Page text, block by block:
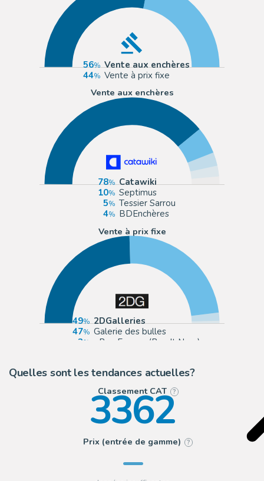
56
Vente aux enchères
44
Vente à prix fixe
Vente aux enchères
78
Catawiki
10
Septimus
5
Tessier Sarrou
4
BDEnchères
Vente à prix fixe
49
2DGalleries
47
Galerie des bulles
3
eBay Europe (Buy It Now)
Quelles sont les tendances actuelles?
Classement CAT ?
3362
Prix (entrée de gamme) ?